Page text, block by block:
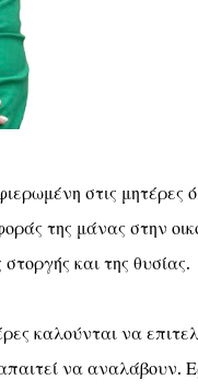
στις μητέρες
της μάνας στην
και της θυσίας.
καλούνται να
να αναλάβουν.